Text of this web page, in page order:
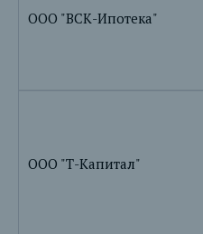
ООО "ВСК-Ипотека"
ООО "Т-Капитал"